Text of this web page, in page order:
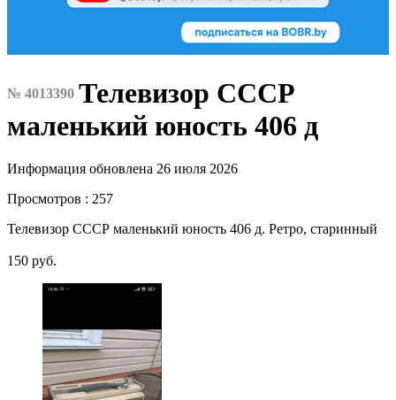
№ 4013390 Телевизор СССР
маленький юность 406 д
Информация обновлена 26 июля 2026
Просмотров : 257
Телевизор СССР маленький юность 406 д. Ретро, старинный
150 руб.